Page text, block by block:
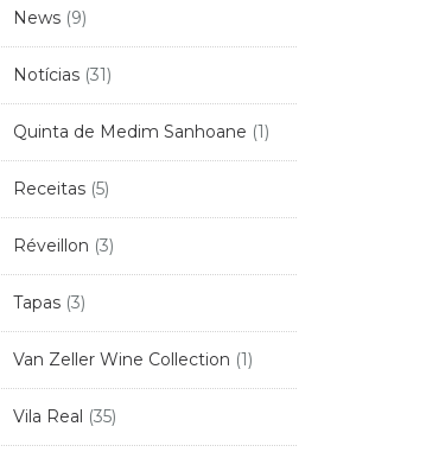
News(9)
Notícias(31)
Quinta de Medim Sanhoane (1)
Receitas(5)
Réveillon (3)
Tapas(3)
Van Zeller Wine Collection (1)
Vila Real (35)